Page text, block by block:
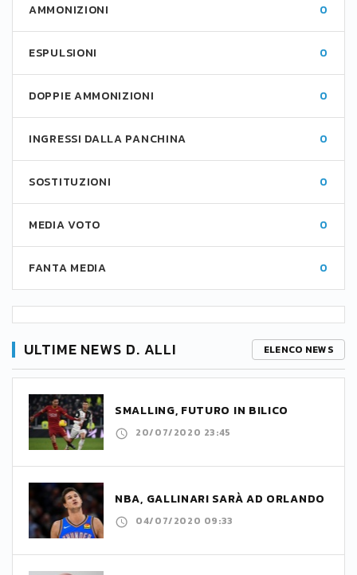
AMMONIZIONI 0
ESPULSIONI 0
DOPPIE AMMONIZIONI 0
INGRESSI DALLA PANCHINA 0
SOSTITUZIONI 0
MEDIA VOTO 0
FANTA MEDIA 0
ULTIME NEWS D. ALLI ELENCO NEWS
SMALLING, FUTURO IN BILICO
20/07/2020 23:45
NBA, GALLINARI SARÀ AD ORLANDO
04/07/2020 09:33